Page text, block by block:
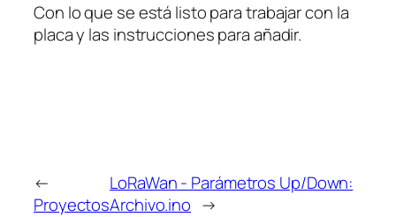
Con lo que se está listo para trabajar con la
placa y las instrucciones para añadir.
←
Proyectos
LoRaWan - Parámetros Up/Down:
Archivo.ino →